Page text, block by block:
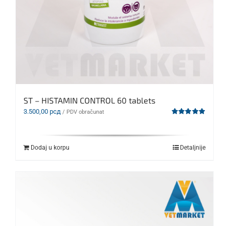
ST – HISTAMIN CONTROL 60 tablets
3.500,00 рсд / PDV obračunat
Dodaj u korpu Detaljnije